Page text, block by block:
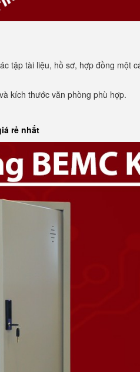
tập tài liệu, hồ sơ, hợp đồng một
kích thước văn phòng phù hợp.
rẻ nhất